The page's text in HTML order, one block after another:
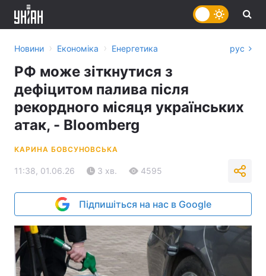
Новини › Економіка › Енергетика рус
РФ може зіткнутися з
дефіцитом палива після
рекордного місяця українських
атак, - Bloomberg
КАРИНА БОВСУНОВСЬКА
11:38, 01.06.26 3 хв. 4595
Підпишіться на нас в Google